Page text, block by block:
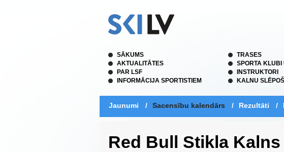
SĀKUMS
AKTUALITĀTES
PAR LSF
INFORMĀCIJA SPORTISTIEM
TRASES
SPORTA KLUBI
INSTRUKTORI
KALNU
Jaunumi / Sacensību kalendārs / Rezultāti /
Red Bull Stikla Kalns